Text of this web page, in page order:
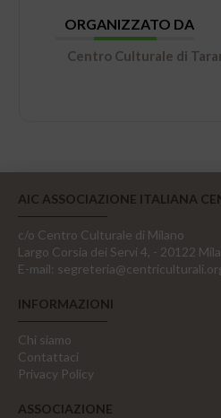
ORGANIZZATO DA
Centro Culturale di
AIC ASSOCIAZIONE ITALIANA
c/o Centro Culturale di Milano
Largo Corsia dei Servi 4, - 20122
E-mail:
INFORMAZIONI
Chi siamo
Contattaci
Privacy Policy
ASSOCIAZIONE